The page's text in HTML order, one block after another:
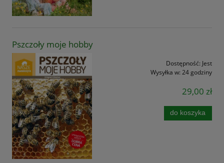
Pszczoły moje hobby
Dostępność: Jest
Wysyłka w: 24 godziny
29,00 zł
do koszyka